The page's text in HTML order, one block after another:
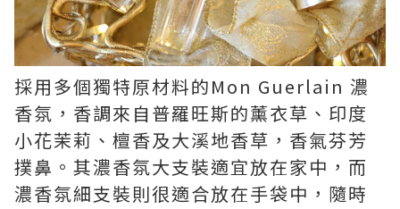
採用多個獨特原材料的Mon Guerlain 濃
香氛，香調來自普羅旺斯的薰衣草、印度
小花茉莉、檀香及大溪地香草，香氣芬芳
撲鼻。其濃香氛大支裝適宜放在家中，而
濃香氛細支裝則很適合放在手袋中，隨時